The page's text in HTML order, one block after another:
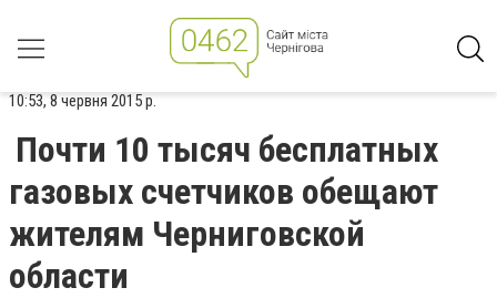
10:53, 8 червня 2015 р.
Почти 10 тысяч бесплатных
газовых счетчиков обещают
жителям Черниговской
области